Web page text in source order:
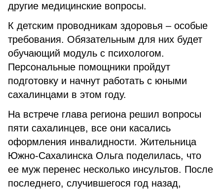
другие медицинские вопросы.
К детским проводникам здоровья – особые
требования. Обязательным для них будет
обучающий модуль с психологом.
Персональные помощники пройдут
подготовку и начнут работать с юными
сахалинцами в этом году.
На встрече глава региона решил вопросы
пяти сахалинцев, все они касались
оформления инвалидности. Жительница
Южно-Сахалинска Ольга поделилась, что
ее муж перенес несколько инсультов. После
последнего, случившегося год назад,